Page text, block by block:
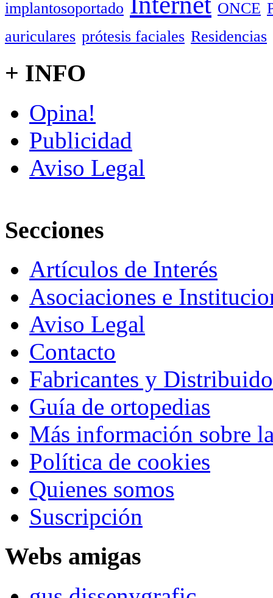
implantosoportado
ONCE
auriculares prótesis faciales Residencias
+ INFO
Opina!
Publicidad
Aviso Legal
Secciones
Artículos de Interés
Asociaciones e
Aviso Legal
Contacto
Fabricantes y
Guía de ortopedias
Más información sobre
Política de cookies
Quienes somos
Suscripción
Webs amigas